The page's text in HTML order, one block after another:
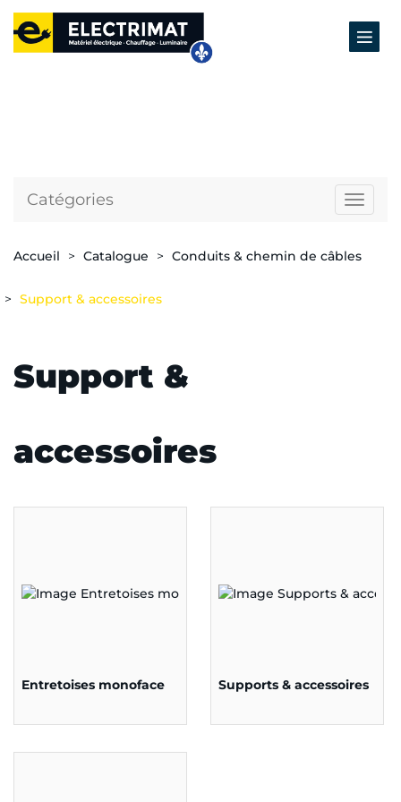
Catégories
Accueil Catalogue Conduits & chemin de câbles
Support & accessoires
Support &
accessoires
Entretoises monoface Supports & accessoires